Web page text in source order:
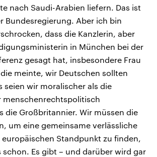
nach Saudi-Arabien liefern. Das ist
Bundesregierung. Aber ich bin
dass die Kanzlerin, aber
in München bei der
gesagt hat, insbesondere Frau
meinte, wir Deutschen sollten
seien wir moralischer als die
menschenrechtspolitisch
die Großbritannier. Wir müssen die
um eine gemeinsame verlässliche
europäischen Standpunkt zu finden,
schon. Es gibt – und darüber wird gar